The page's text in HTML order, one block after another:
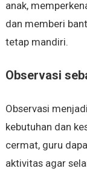
anak,
dan memberi
tetap mandiri.
Observasi
Observasi
kebutuhan dan
cermat, guru
aktivitas agar